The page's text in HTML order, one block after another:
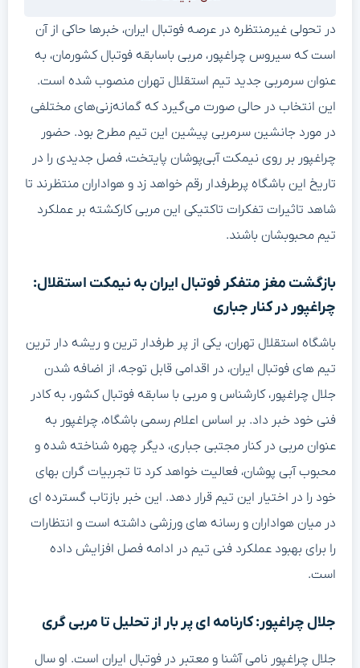
در تحولی غیرمنتظره در عرصه فوتبال ایران، خبرها حاکی از آن
است که سیروس چراغپور، مربی باسابقه فوتبال کشورمان، به
عنوان سرمربی جدید تیم استقلال تهران منصوب شده است.
این انتخاب در حالی صورت می‌گیرد که گمانه‌زنی‌های مختلفی
در مورد جانشین سرمربی پیشین این تیم مطرح بود. حضور
چراغپور بر روی نیمکت آبی‌پوشان پایتخت، فصل جدیدی را در
تاریخ این باشگاه پرطرفدار رقم خواهد زد و هواداران منتظرند تا
شاهد تاثیرات تفکرات تاکتیکی این مربی کارکشته بر عملکرد
تیم محبوبشان باشند.
بازگشت مغز متفکر فوتبال ایران به نیمکت استقلال:
چراغپور در کنار جباری
باشگاه استقلال تهران، یکی از پر طرفدار ترین و ریشه دار ترین
تیم های فوتبال ایران، در اقدامی قابل توجه، از اضافه شدن
جلال چراغپور، کارشناس و مربی با سابقه فوتبال کشور، به کادر
فنی خود خبر داد. بر اساس اعلام رسمی باشگاه، چراغپور به
عنوان مربی در کنار مجتبی جباری، دیگر چهره شناخته شده و
محبوب آبی پوشان، فعالیت خواهد کرد تا تجربیات گران بهای
خود را در اختیار این تیم قرار دهد. این خبر بازتاب گسترده ای
در میان هواداران و رسانه های ورزشی داشته است و انتظارات
را برای بهبود عملکرد فنی تیم در ادامه فصل افزایش داده
است.
جلال چراغپور: کارنامه ای پر بار از تحلیل تا مربی گری
جلال چراغپور نامی آشنا و معتبر در فوتبال ایران است. او سال